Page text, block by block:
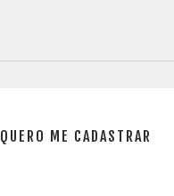
QUERO ME CADASTRAR